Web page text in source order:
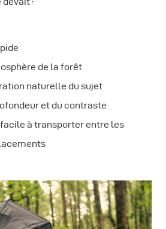
de la forêt
naturelle du sujet
et du contraste
à transporter entre les